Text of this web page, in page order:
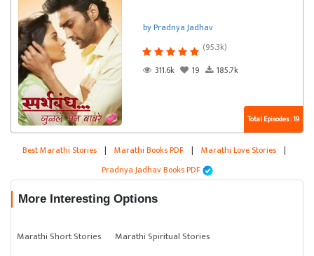
by Pradnya Jadhav
(95.3k)
311.6k
19 185.7k
Total Episodes : 19
Best Marathi Stories | Marathi Books PDF | Marathi Love Stories |
Pradnya Jadhav Books PDF
More Interesting Options
Marathi Short Stories
Marathi Spiritual Stories